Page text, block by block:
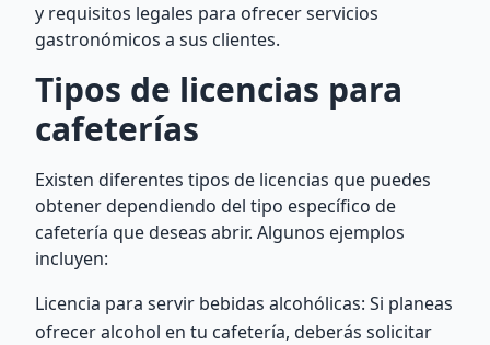
y requisitos legales para ofrecer servicios
gastronómicos a sus clientes.
Tipos de licencias para
cafeterías
Existen diferentes tipos de licencias que puedes
obtener dependiendo del tipo específico de
cafetería que deseas abrir. Algunos ejemplos
incluyen:
Licencia para servir bebidas alcohólicas: Si planeas
ofrecer alcohol en tu cafetería, deberás solicitar